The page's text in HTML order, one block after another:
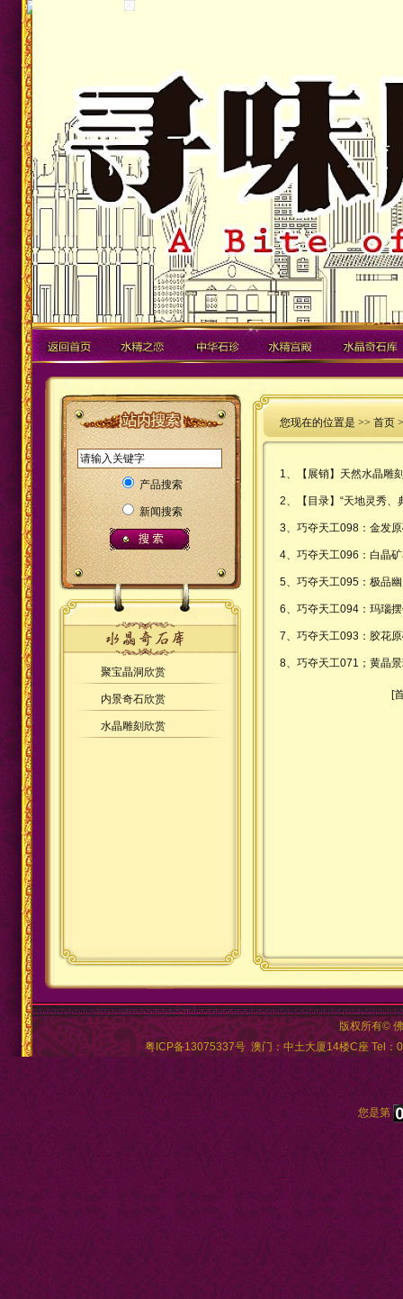
产品搜索
新闻搜索
聚宝晶洞欣赏
内景奇石欣赏
水晶雕刻欣赏
您现在的位置是 >> 首页
1、 【展销】天然水晶雕
2、 【目录】“天地灵秀
3、 巧夺天工098：金发
4、 巧夺天工096：白晶
5、 巧夺天工095：极品
6、 巧夺天工094：玛瑙
7、 巧夺天工093：胶花
8、 巧夺天工071；黄晶
[
版权所有©
粤ICP备13075337号 澳门：中土大厦14楼C座 Tel
您是第